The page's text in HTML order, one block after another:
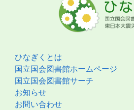
ひなぎくとは
国立国会図書館ホームページ
国立国会図書館サーチ
お知らせ
お問い合わせ